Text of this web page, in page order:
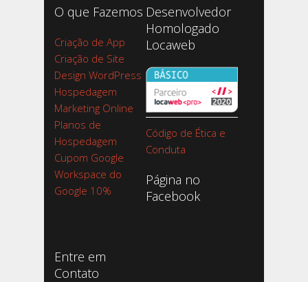
O que Fazemos
Criação de App
Criação de Site
Design WordPress
Hospedagem
Marketing Online
Planos de
Hospedagem
Cupom Google
Workspace do
Google 10%
Desenvolvedor
Homologado
Locaweb
Código de Ética e
Conduta
Página no
Facebook
Entre em
Contato